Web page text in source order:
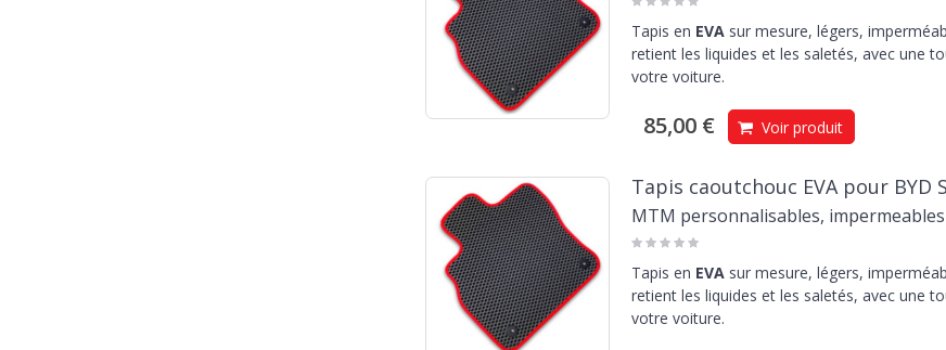
Tapis en EVAsur mesure, légers,
retient les liquides et les saletés, avec une
votre voiture.
85,00 € Voir produit
Tapis caoutchouc EVA pour BYD
MTM personnalisables,
Tapis en EVAsur mesure, légers,
retient les liquides et les saletés, avec une
votre voiture.